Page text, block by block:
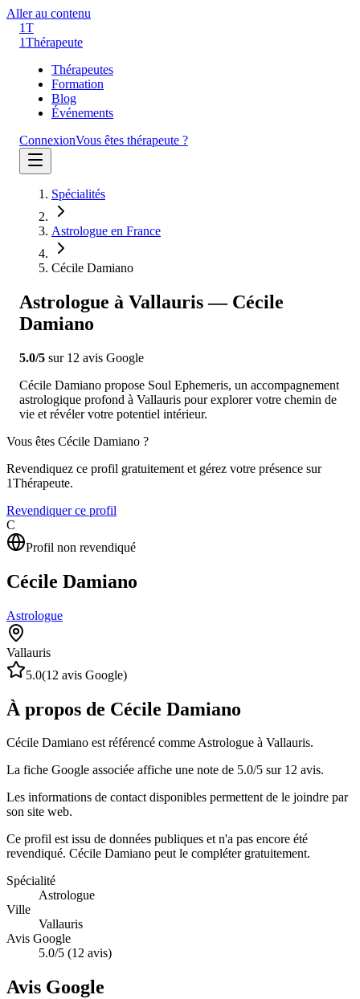
Aller au contenu
1T
1Thérapeute
Thérapeutes
Formation
Blog
Événements
ConnexionVous êtes thérapeute ?
Spécialités
Astrologue en France
Cécile Damiano
Astrologue à Vallauris — Cécile
Damiano
5.0/5 sur 12 avis Google
Cécile Damiano propose Soul Ephemeris, un accompagnement
astrologique profond à Vallauris pour explorer votre chemin de
vie et révéler votre potentiel intérieur.
Vous êtes Cécile Damiano ?
Revendiquez ce profil gratuitement et gérez votre présence sur
1Thérapeute.
Revendiquer ce profil
C
Profil non revendiqué
Cécile Damiano
Astrologue
Vallauris
5.0(12 avis Google)
À propos de Cécile Damiano
Cécile Damiano est référencé comme Astrologue à Vallauris.
La fiche Google associée affiche une note de 5.0/5 sur 12 avis.
Les informations de contact disponibles permettent de le joindre par
son site web.
Ce profil est issu de données publiques et n'a pas encore été
revendiqué. Cécile Damiano peut le compléter gratuitement.
Spécialité
Astrologue
Ville
Vallauris
Avis Google
5.0/5 (12 avis)
Avis Google